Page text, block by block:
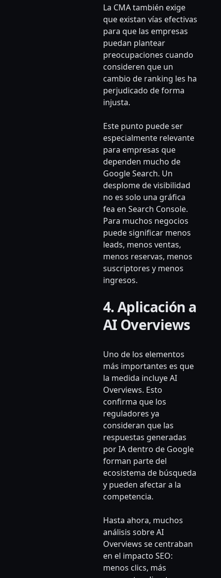
La CMA también exige
que existan vías efectivas
para que las empresas
puedan plantear
preocupaciones cuando
consideren que un
cambio de ranking les ha
perjudicado de forma
injusta.
Este punto puede ser
especialmente relevante
para empresas que
dependen mucho de
Google Search. Un
desplome de visibilidad
no es solo una gráfica
fea en Search Console.
Para muchos negocios
puede significar menos
leads, menos ventas,
menos reservas, menos
suscriptores y menos
ingresos.
4. Aplicación a
AI Overviews
Uno de los elementos
más importantes es que
la medida incluye AI
Overviews. Esto
confirma que los
reguladores ya
consideran que las
respuestas generadas
por IA dentro de Google
forman parte del
ecosistema de búsqueda
y pueden afectar a la
competencia.
Hasta ahora, muchos
análisis sobre AI
Overviews se centraban
en el impacto SEO:
menos clics, más